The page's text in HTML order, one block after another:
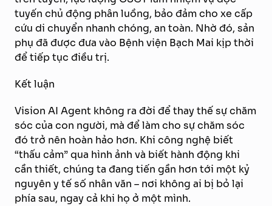
tuyến chủ động phân luồng, bảo đảm cho xe cấp
cứu di chuyển nhanh chóng, an toàn. Nhờ đó, sản
phụ đã được đưa vào Bệnh viện Bạch Mai kịp thời
để tiếp tục điều trị.
Kết luận
Vision AI Agent không ra đời để thay thế sự chăm
sóc của con người, mà để làm cho sự chăm sóc
đó trở nên hoàn hảo hơn. Khi công nghệ biết
“thấu cảm” qua hình ảnh và biết hành động khi
cần thiết, chúng ta đang tiến gần hơn tới một kỷ
nguyên y tế số nhân văn – nơi không ai bị bỏ lại
phía sau, ngay cả khi họ ở một mình.